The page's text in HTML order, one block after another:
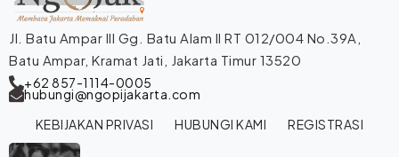
Jl. Batu Ampar III Gg. Batu Alam II RT 012/004 No.39A,
Batu Ampar, Kramat Jati, Jakarta Timur 13520
+62 857-1114-0005
hubungi@ngopijakarta.com
KEBIJAKAN PRIVASI
HUBUNGI KAMI REGISTRASI